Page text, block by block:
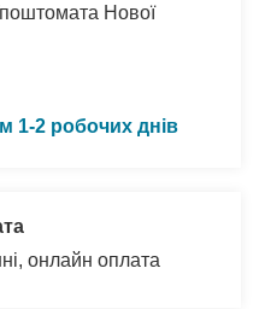
поштомата Нової
1-2 робочих днів
онлайн оплата